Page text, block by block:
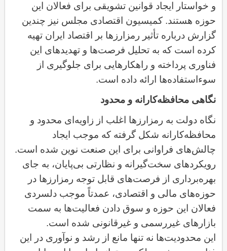
و خواستار ایجاد قوانین تشویقی برای فعالان این
حوزه هستند. کمیسیون اقتصادی مجلس نیز چندین
گزارش درباره تأثیر رمزارزها بر اقتصاد ایران تهیه
کرده است که به تحلیل فرصت‌ها و تهدیدهای این
فناوری پرداخته و راهکارهایی برای جلوگیری از
سوءاستفاده‌ها ارائه داده است.
نگاهی محافظه‌کارانه و محدود
نگاه دولت به رمزارزها اغلب از زاویه‌ای محدود و
محافظه‌کارانه شکل گرفته که موجب ایجاد
چالش‌های فراوانی برای این صنعت نوین شده است.
رویکردهای سخت‌گیرانه و نظارتی بی‌پایان، به جای
بهره‌برداری از فرصت‌های قابل توجه رمزارزها در
حوزه‌های مالی و اقتصادی، عمدتاً موجب دلسردی
فعالان این حوزه و سوق دادن فعالیت‌ها به سمت
بازارهای غیررسمی و غیرقانونی شده است.
این محدودیت‌ها نه تنها مانع از رشد و نوآوری در این